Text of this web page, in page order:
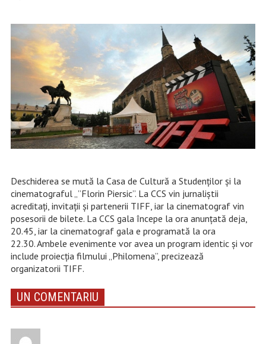
Deschiderea se mută la Casa de Cultură a Studenților și la
cinematograful „”Florin Piersic”. La CCS vin jurnaliștii
acreditați, invitații și partenerii TIFF, iar la cinematograf vin
posesorii de bilete. La CCS gala începe la ora anunțată deja,
20.45, iar la cinematograf gala e programată la ora
22.30. Ambele evenimente vor avea un program identic și vor
include proiecția filmului „Philomena”, precizează
organizatorii TIFF.
UN COMENTARIU